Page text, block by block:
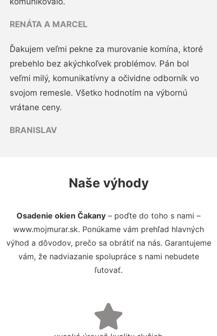
RENÁTA A MARCEL
Ďakujem veľmi pekne za murovanie komína, ktoré
prebehlo bez akýchkoľvek problémov. Pán bol
veľmi milý, komunikatívny a očividne odborník vo
svojom remesle. Všetko hodnotím na výbornú
vrátane ceny.
BRANISLAV
Naše výhody
Osadenie okien Čakany – poďte do toho s nami –
www.mojmurar.sk. Ponúkame vám prehľad hlavných
výhod a dôvodov, prečo sa obrátiť na nás. Garantujeme
vám, že nadviazanie spolupráce s nami nebudete
ľutovať.